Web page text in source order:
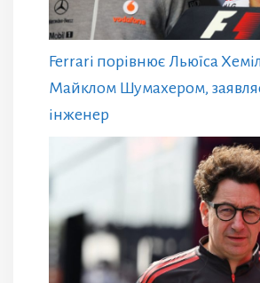
Ferrari порівнює Льюїса
Майклом Шумахером,
інженер